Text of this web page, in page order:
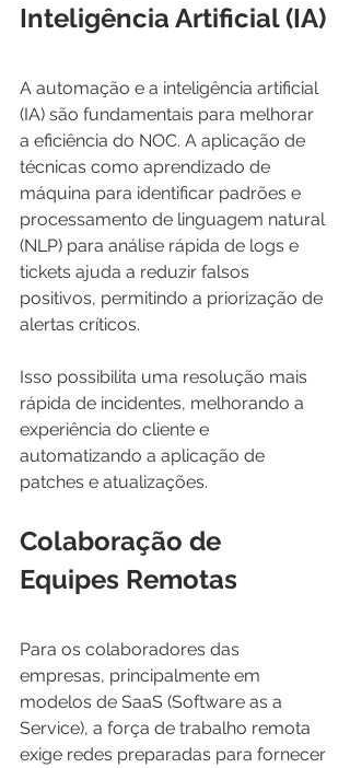
Inteligência Artificial (IA)
A automação e a inteligência artificial
(IA) são fundamentais para melhorar
a eficiência do NOC. A aplicação de
técnicas como aprendizado de
máquina para identificar padrões e
processamento de linguagem natural
(NLP) para análise rápida de logs e
tickets ajuda a reduzir falsos
positivos, permitindo a priorização de
alertas críticos.
Isso possibilita uma resolução mais
rápida de incidentes, melhorando a
experiência do cliente e
automatizando a aplicação de
patches e atualizações.
Colaboração de
Equipes Remotas
Para os colaboradores das
empresas, principalmente em
modelos de SaaS (Software as a
Service), a força de trabalho remota
exige redes preparadas para fornecer